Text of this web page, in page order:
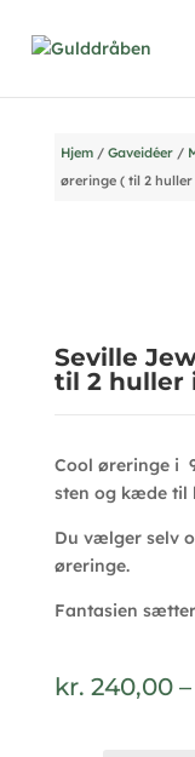
Hjem/ Gaveidéer/
øreringe ( til 2 huller
Seville
til 2 huller
Cool øreringe i
sten og kæde til
Du vælger selv
øreringe.
Fantasien
kr. 240,00 –